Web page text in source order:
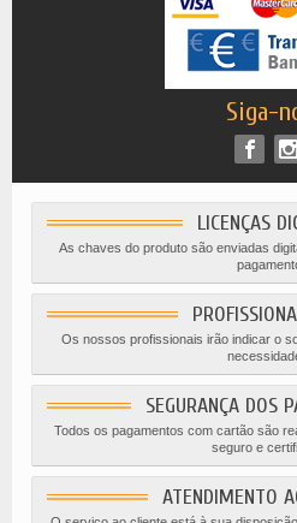
Siga-
LICENÇAS
As chaves do produto são enviadas
Os nossos profissionais irão indicar o
SEGURANÇA DOS
Todos os pagamentos com cartão são
seguro e
ATENDIMENTO